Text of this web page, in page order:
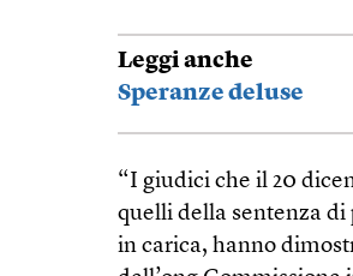
Leggi anche
Speranze deluse
“I giudici che il 20
quelli della sentenza di
in carica, hanno